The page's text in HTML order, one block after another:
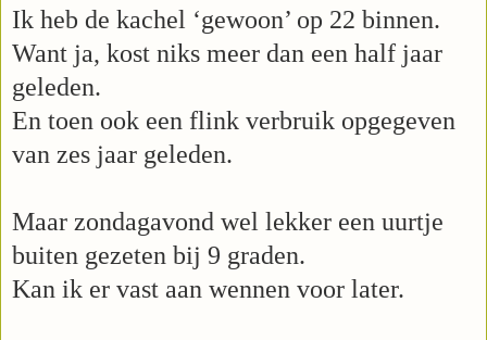
Ik heb de kachel ‘gewoon’ op 22 binnen.
Want ja, kost niks meer dan een half jaar
geleden.
En toen ook een flink verbruik opgegeven
van zes jaar geleden.
Maar zondagavond wel lekker een uurtje
buiten gezeten bij 9 graden.
Kan ik er vast aan wennen voor later.